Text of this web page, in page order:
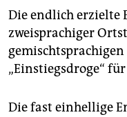
Die endlich erzielte
zweisprachiger
„Einstiegsdroge“
Die fast einhellige